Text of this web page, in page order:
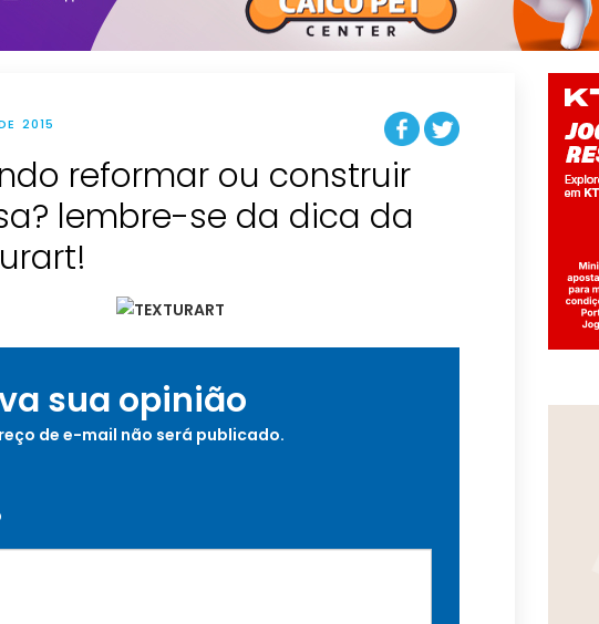
2015
reformar ou construir
lembre-se da dica da
sua opinião
de e-mail não será publicado.